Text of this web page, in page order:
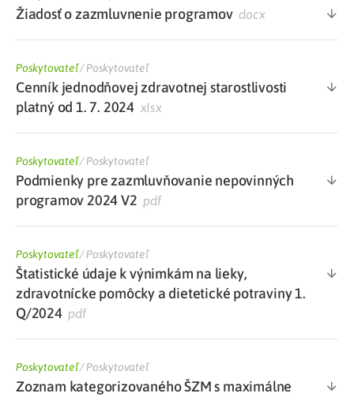
Žiadosť o zazmluvnenie programovdocx
Poskytovateľ/Poskytovateľ
Cenník jednodňovej zdravotnej starostlivosti
platný od 1. 7. 2024 xlsx
Poskytovateľ/Poskytovateľ
Podmienky pre zazmluvňovanie nepovinných
programov 2024 V2 pdf
Poskytovateľ/Poskytovateľ
Štatistické údaje k výnimkám na lieky,
zdravotnícke pomôcky a dietetické potraviny 1.
Q/2024pdf
Poskytovateľ/Poskytovateľ
Zoznam kategorizovaného ŠZM s maximálne